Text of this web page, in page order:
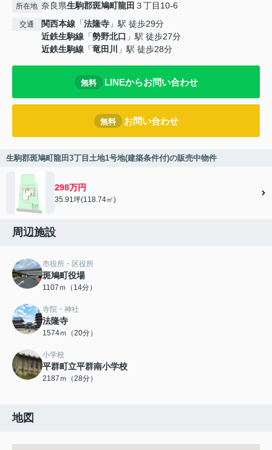
所在地 奈良県生駒郡斑鳩町龍田 ３丁目10-6
交通 関西本線 「法隆寺 」駅 徒歩29分
近鉄生駒線 「勢野北口 」駅 徒歩27分
近鉄生駒線 「竜田川 」駅 徒歩28分
無料 LINEからお問い合わせ
無料 お問い合わせ
生駒郡斑鳩町龍田3丁目土地1号地(建築条件付)の販売中物件
298万円
35.91坪(118.74㎡)
周辺施設
市役所・区役所
斑鳩町役場
1107ｍ（14分）
寺院・神社
法隆寺
1574ｍ（20分）
小学校
平群町立平群南小学校
2187ｍ（28分）
地図